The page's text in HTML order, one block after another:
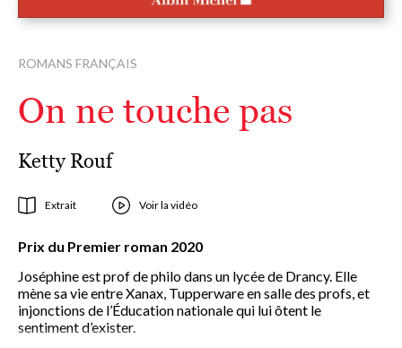
ROMANS FRANÇAIS
On ne touche pas
Ketty Rouf
Extrait Voir la vidéo
Prix du Premier roman 2020
Joséphine est prof de philo dans un lycée de Drancy. Elle
mène sa vie entre Xanax, Tupperware en salle des profs, et
injonctions de l’Éducation nationale qui lui ôtent le
sentiment d’exister.